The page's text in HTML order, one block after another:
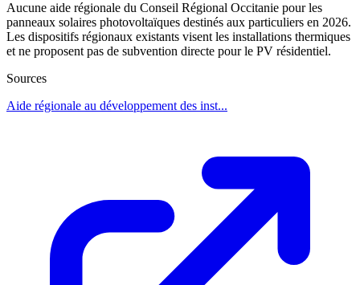
Aucune aide régionale du Conseil Régional Occitanie pour les
panneaux solaires photovoltaïques destinés aux particuliers en 2026.
Les dispositifs régionaux existants visent les installations thermiques
et ne proposent pas de subvention directe pour le PV résidentiel.
Sources
Aide régionale au développement des inst...